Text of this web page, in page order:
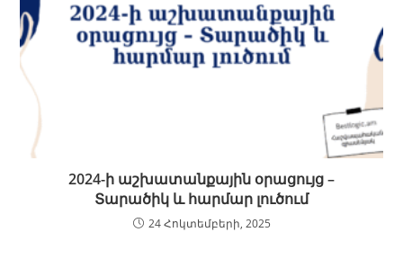
2024-ի աշխատանքային օրացույց –
Տարածիկ և հարմար լուծում
24 Հոկտեմբերի, 2025